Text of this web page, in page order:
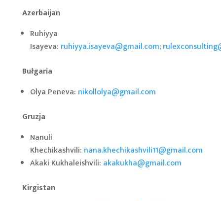
Azerbaijan
Ruhiyya
Isayeva: ruhiyya.isayeva@gmail.com;
Bułgaria
Olya Peneva: nikollolya@gmail.com
Gruzja
Nanuli
Khechikashvili: nana.khechikashvili11@gmail.com
Akaki Kukhaleishvili: akakukha@gmail.com
Kirgistan